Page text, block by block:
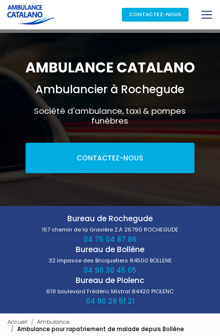
Aller
au
contenu
principal
CONTACTEZ-NOUS
Ambulancier à Rochegude
Société d'ambulance, taxi & pompes
funèbres
CONTACTEZ-NOUS
Bureau de Rochegude
157 chemin de la Gravière Z.A 26790 ROCHEGUDE
04 75 04 87 86
Bureau de Bollène
32 impasse des Bricquetiers 84500 BOLLENE
04 90 30 45 05
Bureau de Piolenc
619 boulevard Frédéric Mistral 84420 PIOLENC
04 90 29 51 21
Accueil
Ambulance
Ambulance pour rapatriement de malade depuis Bollène